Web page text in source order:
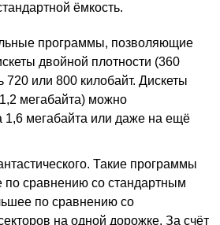
ёмкость.
программы, позволяющие
двойной плотности (360
720 или 800 килобайт. Дискеты
мегабайта) можно
1,6 мегабайта или даже на ещё
Такие программы
по сравнению со стандартным
по сравнению со
на одной дорожке. За счёт